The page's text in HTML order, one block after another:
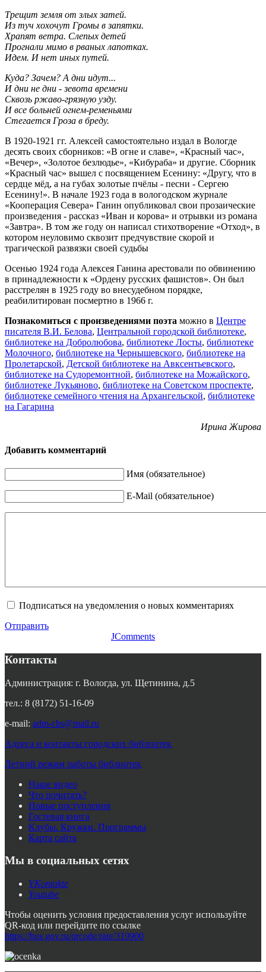
Трещит земля от злых затей.
Из туч хохочут Громы в запятки.
Храпят ветра. Слепых детей
Прогнали мимо в рваных лапотках.
Идем. И нет иных путей.
Куда? Зачем? А дни идут...
И дни не дни - зевота времени
Сквозь ржаво-грязную узду.
И все больней огнем-ременьями
Стегается Гроза в бреду.
В 1920-1921 гг. Алексей самостоятельно издал в Вологде
десять своих сборников: «В огне и славе», «Красный час»,
«Вечер», «Золотое безлюдье», «Кибураба» и другие. Сборник
«Красный час» вышел с посвящением Есенину: «Другу, что в
сердце мёд, а на губах золотые пчёлы - песни - Сергею
Есенину!». В начале 1923 года в вологодском журнале
«Кооперация Севера» Ганин опубликовал свои прозаические
произведения - рассказ «Иван и корова» и отрывки из романа
«Завтра». В том же году он написал стихотворение «Отход», в
котором неуловимо сквозит предчувствие скорой и
трагической развязки своей судьбы
Осенью 1924 года Алексея Ганина арестовали по обвинению
в принадлежности к «Ордену русских фашистов». Он был
расстрелян в 1925 году во внесудебном порядке,
реабилитирован посмертно в 1966 г.
Познакомиться с произведениями поэта можно в Центре
писателя В.И. Белова, Центральной городской библиотеке,
библиотеке на Добролюбова, библиотеке Лосты, библиотеке
Молочного, библиотеке на Чернышевского, библиотеке на
Пролетарской, Детской библиотеке на Авксентьевского,
библиотеке на Судоремонтной, библиотеке на Можайского,
библиотеке Лукьяново, библиотеке на Советском проспекте,
библиотеке семейного чтения на Архангельской, библиотеке
на Гагарина
Ирина Жирова
Добавить комментарий
Имя (обязательное)
E-Mail (обязательное)
Подписаться на уведомления о новых комментариях
Отправить
JComments
Контакты
Администрация: г. Вологда, ул. Щетинина, д.5
тел.: 8 (8172) 51-16-09
e-mail: adm-cbs@mail.ru
Адреса и контакты городских библиотек
Летний режим работы библиотек
Наше видео
Что почитать?
Новые поступления
Гостевая книга
Клубы. Кружки. Программы
Карта сайта
Мы в социальных сетях
VKontakte
Youtube
Чтобы оценить условия предоставления услуг используйте
QR-код или перейдите по ссылке
https://bus.gov.ru/qrcode/rate/319900